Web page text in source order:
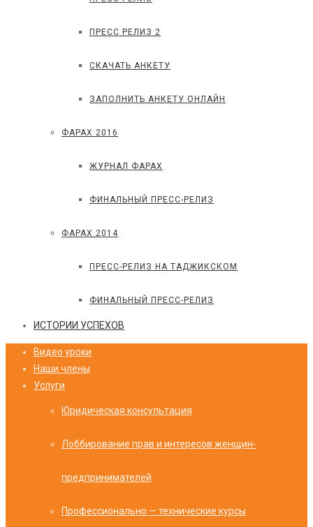
ПРЕСС РЕЛИЗ 2
СКАЧАТЬ АНКЕТУ
ЗАПОЛНИТЬ АНКЕТУ ОНЛАЙН
ФАРАХ 2016
ЖУРНАЛ ФАРАХ
ФИНАЛЬНЫЙ ПРЕСС-РЕЛИЗ
ФАРАХ 2014
ПРЕСС-РЕЛИЗ НА ТАДЖИКСКОМ
ФИНАЛЬНЫЙ ПРЕСС-РЕЛИЗ
ИСТОРИИ УСПЕХОВ
Видео уроки
Наши члены
Услуги
Юридическая консультация
Лоббирование прав и интересов женщин-
предпринимателей
Профессионально — технические курсы